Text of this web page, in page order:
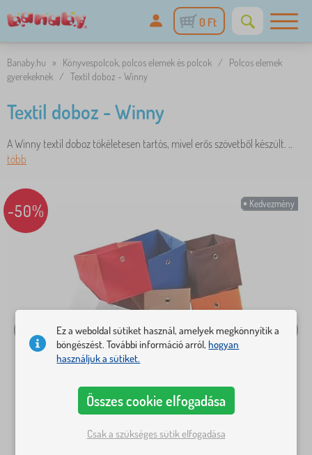
0 Ft
Banaby.hu » Könyvespolcok, polcos elemek és polcok /
Polcos elemek
gyerekeknek / Textil doboz - Winny
Textil doboz - Winny
A Winny textil doboz tökéletesen tartós, mivel erős szövetből készült. ..
több
Kedvezmény
-50%
Ez a weboldal sütiket használ, amelyek megkönnyítik a
böngészést. További információ arról,hogyan
használjuk a sütiket.
Összes cookie elfogadása
Csak a szükséges sütik elfogadása